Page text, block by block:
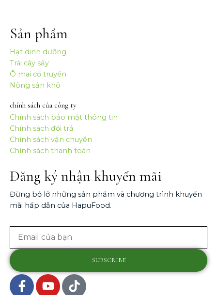
Sản phẩm
Hạt dinh dưỡng
Trái cây sấy
Ô mai cổ truyền
Nông sản khô
chính sách của công ty
Chính sách bảo mật thông tin
Chính sách đổi trả
Chính sách vận chuyển
Chính sách thanh toán
Đăng ký nhận khuyến mãi
Đừng bỏ lỡ những sản phẩm và chương trình khuyến
mãi hấp dẫn của HapuFood.
SUBSCRIBE
F
a
Y
o
T
i